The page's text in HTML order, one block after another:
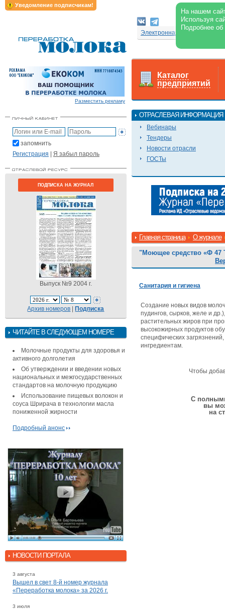
Уведомление подписчикам!
На нашем
Используя
Подробнее
Электронная версия
Разместить рекламу
запомнить
Регистрация | Я забыл пароль
ПОДПИСКА НА ЖУРНАЛ
Выпуск №9 2004 г.
Архив номеров |Подписка
ЧИТАЙТЕ В СЛЕДУЮЩЕМ НОМЕРЕ
Молочные продукты для здоровья и
активного долголетия
Об утверждении и введении новых
национальных и межгосударственных
стандартов на молочную продукцию
Использование пищевых волокон и
соуса Шрирача в технологии масла
пониженной жирности
Подробный анонс
НОВОСТИ ПОРТАЛА
3 августа
Вышел в свет 8-й номер журнала
«Переработка молока» за 2026 г.
3 июля
Каталог
предприятий
ОТРАСЛЕВАЯ ИНФОРМАЦИЯ
Вебинары
Тендеры
Новости отрасли
ГОСТы
Главная страница О журнале
"Моющее средство «Ф 47
Санитария и гигиена
Создание новых видов
пудингов, сырков, желе и
растительных жиров при
высокожирных продуктов
специфических
ингредиентам.
Чтобы
С
вы
на